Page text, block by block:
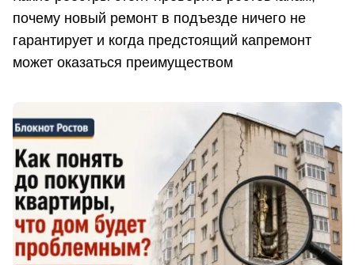
почему новый ремонт в подъезде ничего не
гарантирует и когда предстоящий капремонт
может оказаться преимуществом